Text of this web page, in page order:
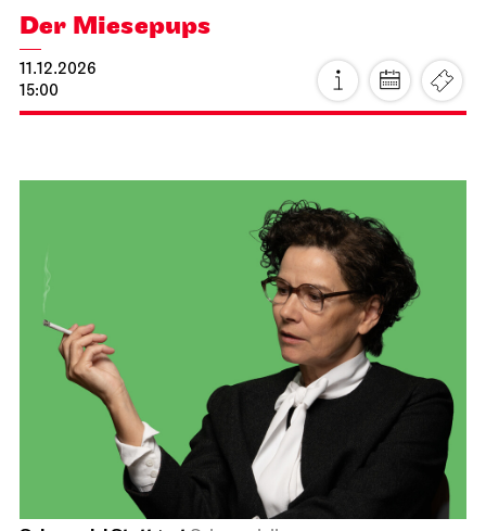
Stuttgart Premiere
Der Miesepups